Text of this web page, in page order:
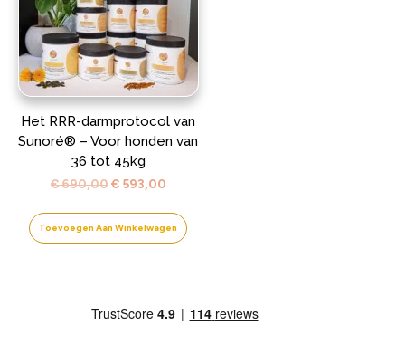
Het RRR-darmprotocol van
Sunoré® – Voor honden van
36 tot 45kg
€690,00Oorspronkelijke
was:
€ 690,00.
€593,00Huidige
is:
€ 593,00.
Toevoegen Aan Winkelwagen